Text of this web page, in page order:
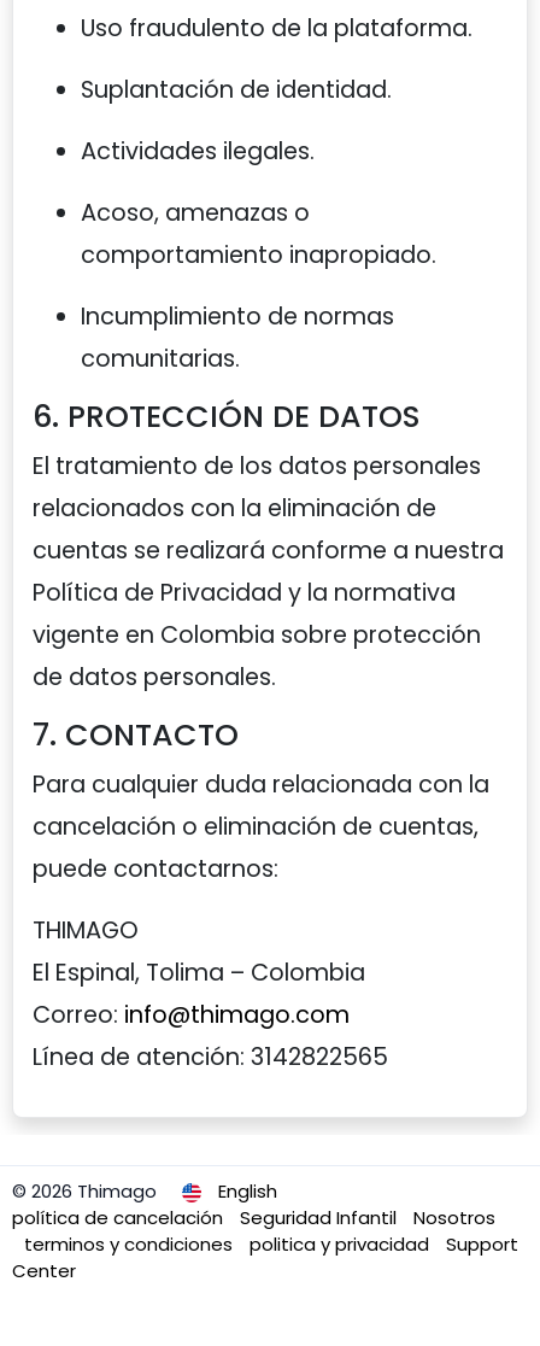
Uso fraudulento de la plataforma.
Suplantación de identidad.
Actividades ilegales.
Acoso, amenazas o
comportamiento inapropiado.
Incumplimiento de normas
comunitarias.
6. PROTECCIÓN DE DATOS
El tratamiento de los datos personales
relacionados con la eliminación de
cuentas se realizará conforme a nuestra
Política de Privacidad y la normativa
vigente en Colombia sobre protección
de datos personales.
7. CONTACTO
Para cualquier duda relacionada con la
cancelación o eliminación de cuentas,
puede contactarnos:
THIMAGO
El Espinal, Tolima – Colombia
Correo: info@thimago.com
Línea de atención: 3142822565
© 2026 Thimago
English
política de cancelación
Seguridad Infantil
Nosotros
terminos y condiciones
politica y privacidad
Support
Center